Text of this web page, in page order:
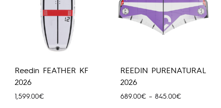
Reedin FEATHER KF
2026
1,599.00€
REEDIN PURENATURAL
2026
689.00€ – 845.00€Price